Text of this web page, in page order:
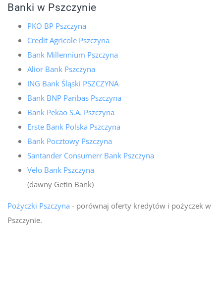
Banki w Pszczynie
PKO BP Pszczyna
Credit Agricole Pszczyna
Bank Millennium Pszczyna
Alior Bank Pszczyna
ING Bank Śląski PSZCZYNA
Bank BNP Paribas Pszczyna
Bank Pekao S.A. Pszczyna
Erste Bank Polska Pszczyna
Bank Pocztowy Pszczyna
Santander Consumerr Bank Pszczyna
Velo Bank Pszczyna
(dawny Getin Bank)
Pożyczki Pszczyna - porównaj oferty kredytów i pożyczek w
Pszczynie.